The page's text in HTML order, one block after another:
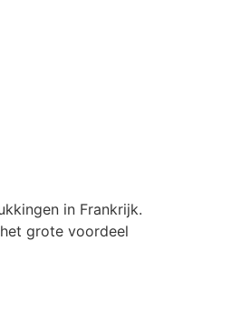
in Frankrijk.
grote voordeel